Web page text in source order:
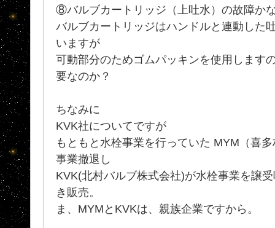
⑧バルブカートリッジ（上吐水）の故障か
バルブカートリッジはハンドルと連動した
いますが
可動部分のためゴムパッキンを使用します
要なのか？
ちなみに
KVK社についてですが
もともと水栓事業を行っていた MYM（喜
事業撤退し
KVK(北村バルブ株式会社)が水栓事業を譲
き販売。
ま、MYMとKVKは、親族企業ですから。